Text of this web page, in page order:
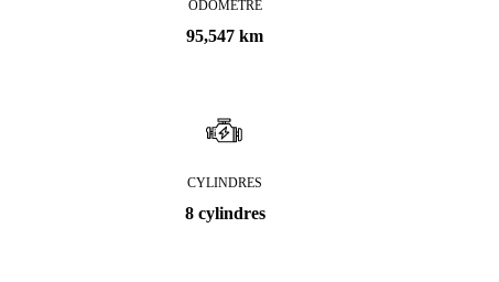
ODOMÈTRE
95,547 km
CYLINDRES
8 cylindres